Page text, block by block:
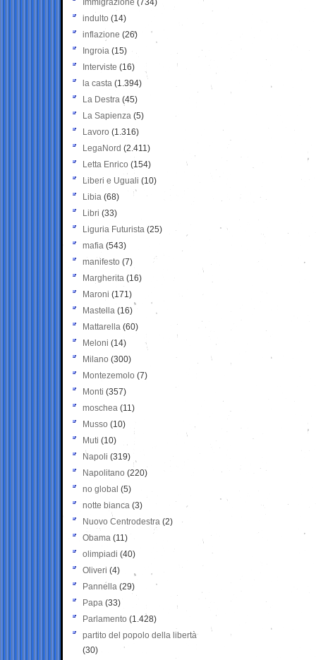
Immigrazione (734)
indulto (14)
inflazione (26)
Ingroia (15)
Interviste (16)
la casta (1.394)
La Destra (45)
La Sapienza (5)
Lavoro (1.316)
LegaNord (2.411)
Letta Enrico (154)
Liberi e Uguali (10)
Libia (68)
Libri (33)
Liguria Futurista (25)
mafia (543)
manifesto (7)
Margherita (16)
Maroni (171)
Mastella (16)
Mattarella (60)
Meloni (14)
Milano (300)
Montezemolo (7)
Monti (357)
moschea (11)
Musso (10)
Muti (10)
Napoli (319)
Napolitano (220)
no global (5)
notte bianca (3)
Nuovo Centrodestra (2)
Obama (11)
olimpiadi (40)
Oliveri (4)
Pannella (29)
Papa (33)
Parlamento (1.428)
partito del popolo della libertà
(30)